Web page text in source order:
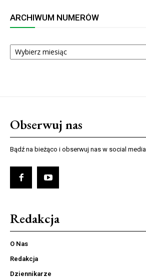
ARCHIWUM NUMERÓW
ARCHIWUM
NUMERÓW
Obserwuj nas
Bądź na bieżąco i obserwuj nas w social media
Redakcja
O Nas
Redakcja
Dziennikarze